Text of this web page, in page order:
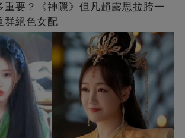
重要？《神隱》但凡趙露思拉胯一
群絕色女配